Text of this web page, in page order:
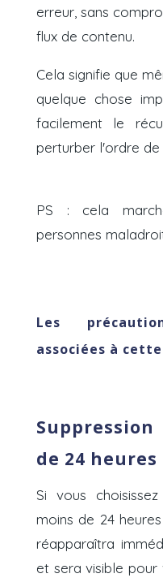
erreur, sans
flux de contenu.
Cela signifie que
quelque chose
facilement le
perturber l'ordre de
PS : cela
personnes
Les
associées à
de 24 heures
Si vous
moins de 24
réapparaîtra
et sera visible